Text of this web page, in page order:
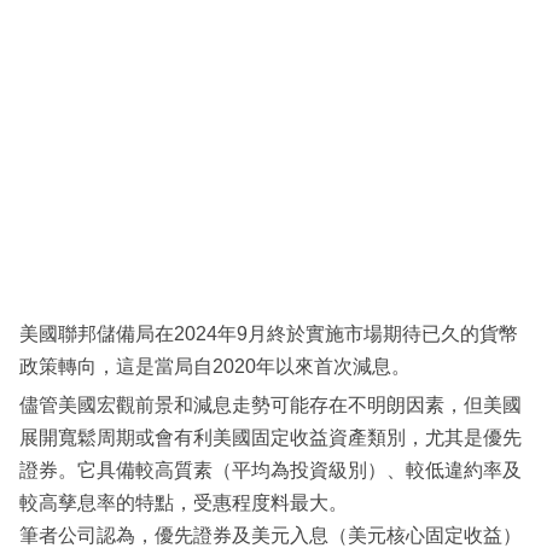
區
美國聯邦儲備局在2024年9月終於實施市場期待已久的貨幣
政策轉向，這是當局自2020年以來首次減息。
儘管美國宏觀前景和減息走勢可能存在不明朗因素，但美國
展開寬鬆周期或會有利美國固定收益資產類別，尤其是優先
證券。它具備較高質素（平均為投資級別）、較低違約率及
較高孳息率的特點，受惠程度料最大。
筆者公司認為，優先證券及美元入息（美元核心固定收益）